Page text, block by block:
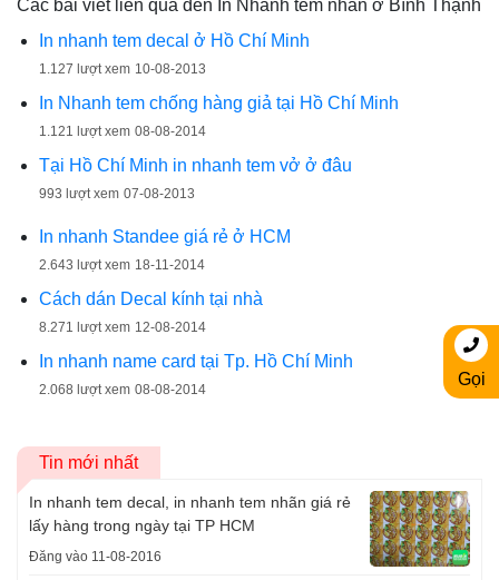
Các bài viết liên qua đến In Nhanh tem nhãn ở Bình Thạnh
In nhanh tem decal ở Hồ Chí Minh
1.127 lượt xem 10-08-2013
In Nhanh tem chống hàng giả tại Hồ Chí Minh
1.121 lượt xem 08-08-2014
Tại Hồ Chí Minh in nhanh tem vở ở đâu
993 lượt xem 07-08-2013
In nhanh Standee giá rẻ ở HCM
2.643 lượt xem 18-11-2014
Cách dán Decal kính tại nhà
8.271 lượt xem 12-08-2014
In nhanh name card tại Tp. Hồ Chí Minh
2.068 lượt xem 08-08-2014
Tin mới nhất
In nhanh tem decal, in nhanh tem nhãn giá rẻ
lấy hàng trong ngày tại TP HCM
Đăng vào 11-08-2016
Gọi